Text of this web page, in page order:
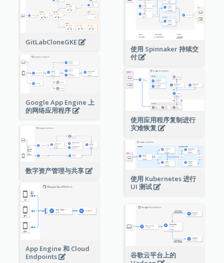
使用 Spinnaker 持续交
付
GitLabCloneGKE
Google App Engine 上
的网络应用程序
使用应用程序复制进行
灾难恢复
数字资产管理与共享
使用 Kubernetes 进行
UI 测试
App Engine 和 Cloud
Endpoints
谷歌云平台上的